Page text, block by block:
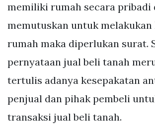
memiliki rumah secara pribadi
memutuskan untuk
rumah maka diperlukan surat.
pernyataan jual beli tanah
tertulis adanya kesepakatan
penjual dan pihak pembeli
transaksi jual beli tanah.